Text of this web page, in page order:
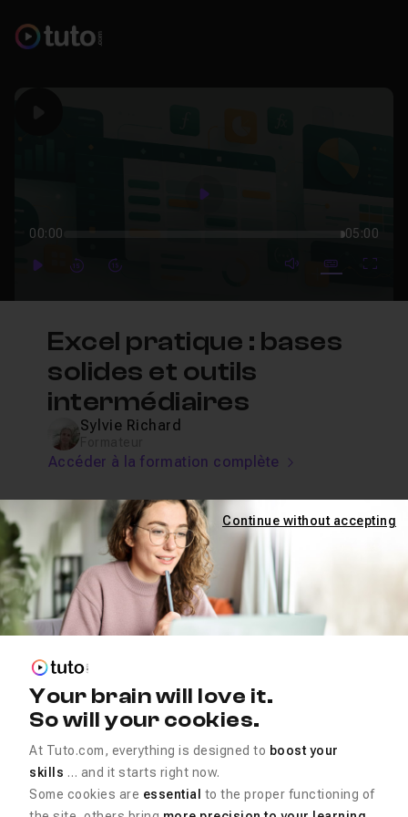
Play
00:00 05:00
PlayForwardForward mute video
Subtitles
Excel pratique : bases
solides et outils
intermédiaires
Sylvie Richard
Accéder à la formation complète